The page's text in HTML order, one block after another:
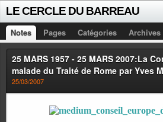
LE CERCLE DU BARREAU
Notes Pages Catégories Archives
25 MARS 1957 - 25 MARS 2007:La
malade du Traité de Rome par Yves
25/03/2007